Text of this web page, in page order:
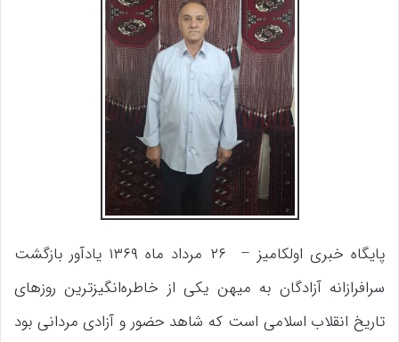
پایگاه خبری اولکامیز – ۲۶ مرداد ماه ۱۳۶۹ یادآور بازگشت
سرافرازانه آزادگان به میهن یکی از خاطره‌انگیز‌ترین روزهای
تاریخ انقلاب اسلامی است که شاهد حضور و آزادی مردانی بود